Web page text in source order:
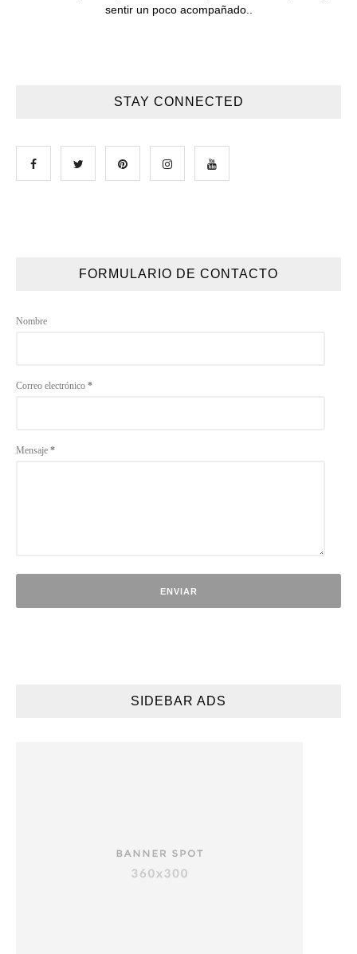
sentir un poco acompañado..
STAY CONNECTED
FORMULARIO DE CONTACTO
Nombre
Correo electrónico *
Mensaje *
SIDEBAR ADS